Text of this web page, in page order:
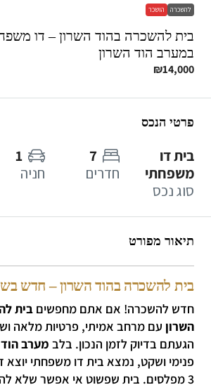
להשכרה הושכר
במערב הוד השרון
₪14,000
פרטי הנכס
בית דו
משפחתי
סוג נכס
7
חדרים
1
חניה
תיאור מפורט
בית להשכרה בהוד השרון – חדש
חדש להשכרה! אם אתם מחפשים בית
השרון עם מרחב אמיתי, פרטיות מלאה
הגעתם בדיוק לזמן הנכון. בלב מערב
3 מפלסים. בית שפשוט אי אפשר שלא להתאהב בו.